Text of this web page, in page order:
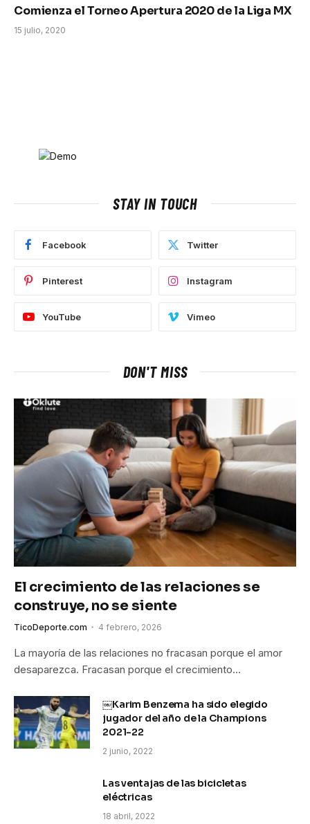
Comienza el Torneo Apertura 2020 de la Liga MX
15 julio, 2020
STAY IN TOUCH
Facebook Twitter
Pinterest Instagram
YouTube Vimeo
DON'T MISS
El crecimiento de las relaciones se
construye, no se siente
TicoDeporte.com 4 febrero, 2026
La mayoría de las relaciones no fracasan porque el amor
desaparezca. Fracasan porque el crecimiento…
￼Karim Benzema ha sido elegido
jugador del año de la Champions
2021-22
2 junio, 2022
Las ventajas de las bicicletas
eléctricas
18 abril, 2022